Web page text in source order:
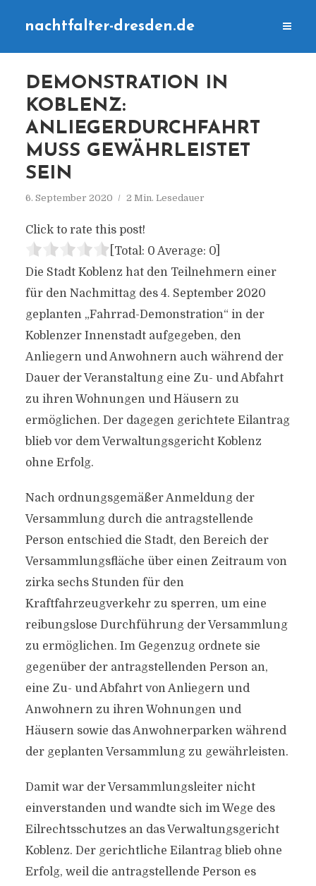
nachtfalter-dresden.de
DEMONSTRATION IN
KOBLENZ:
ANLIEGERDURCHFAHRT
MUSS GEWÄHRLEISTET
SEIN
6. September 2020 2 Min. Lesedauer
Click to rate this post!
[Total: 0 Average: 0]
Die Stadt Koblenz hat den Teilnehmern einer
für den Nachmittag des 4. September 2020
geplanten „Fahrrad-Demonstration“ in der
Koblenzer Innenstadt aufgegeben, den
Anliegern und Anwohnern auch während der
Dauer der Veranstaltung eine Zu- und Abfahrt
zu ihren Wohnungen und Häusern zu
ermöglichen. Der dagegen gerichtete Eilantrag
blieb vor dem Verwaltungsgericht Koblenz
ohne Erfolg.
Nach ordnungsgemäßer Anmeldung der
Versammlung durch die antragstellende
Person entschied die Stadt, den Bereich der
Versammlungsfläche über einen Zeitraum von
zirka sechs Stunden für den
Kraftfahrzeugverkehr zu sperren, um eine
reibungslose Durchführung der Versammlung
zu ermöglichen. Im Gegenzug ordnete sie
gegenüber der antragstellenden Person an,
eine Zu- und Abfahrt von Anliegern und
Anwohnern zu ihren Wohnungen und
Häusern sowie das Anwohnerparken während
der geplanten Versammlung zu gewährleisten.
Damit war der Versammlungsleiter nicht
einverstanden und wandte sich im Wege des
Eilrechtsschutzes an das Verwaltungsgericht
Koblenz. Der gerichtliche Eilantrag blieb ohne
Erfolg, weil die antragstellende Person es